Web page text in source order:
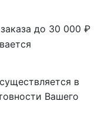
до 30 000 ₽
в
Вашего